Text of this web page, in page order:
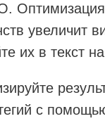
увеличит
их в текст
с